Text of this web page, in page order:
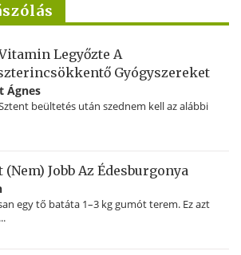
Legyőzte A
Gyógyszereket
Ágnes
beültetés után szednem kell az alábbi
Jobb Az Édesburgonya
egy tő batáta 1–3 kg gumót terem. Ez azt